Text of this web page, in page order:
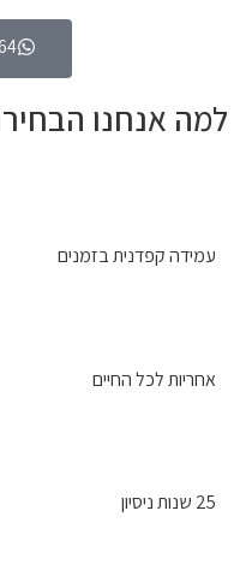
למה אנחנו
עמידה קפדנית בזמנים
אחריות לכל החיים
25 שנות ניסיון